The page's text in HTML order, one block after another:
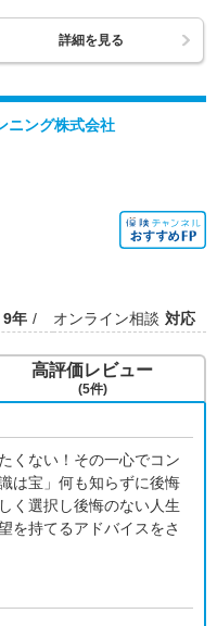
詳細を見る
ニング株式会社
9年 オンライン相談 対応
くない！その一心でコン
は宝」何も知らずに後悔
く選択し後悔のない人生
を持てるアドバイスをさ
高評価レビュー
(5件)